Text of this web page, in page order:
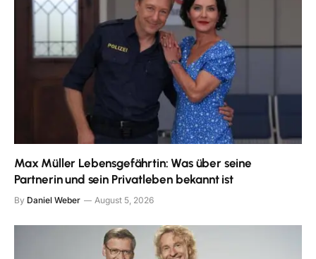
Max Müller Lebensgefährtin: Was über seine
Partnerin und sein Privatleben bekannt ist
By Daniel Weber August 5, 2026